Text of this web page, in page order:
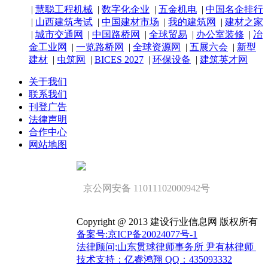
| 慧聪工程机械 | 数字化企业 | 五金机电 | 中国名企排行
| 山西建筑考试 | 中国建材市场 | 我的建筑网 | 建材之家
| 城市交通网 | 中国路桥网 | 全球贸易 | 办公室装修 | 冶
金工业网
| 一览路桥网 | 全球资源网 | 五展六会 | 新型
建材 | 虫筑网 | BICES 2027 | 环保设备 | 建筑英才网
关于我们
联系我们
刊登广告
法律声明
合作中心
网站地图
京公网安备 11011102000942号
Copyright @ 2013 建设行业信息网 版权所有
备案号:京ICP备20024077号-1
法律顾问;山东贯球律师事务所 尹有林律师
技术支持：亿睿鸿翔 QQ：435093332